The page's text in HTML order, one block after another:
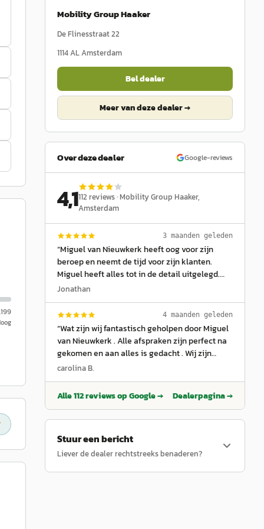
Mobility Group Haaker
De Flinesstraat 22
1114 ALAmsterdam
Bel dealer
Meer van deze dealer →
Over deze dealer Google-reviews
4,1112 reviews ·Mobility Group Haaker,
Amsterdam
3 maanden geleden
“Miguel van Nieuwkerk heeft oog voor zijn
beroep en neemt de tijd voor zijn klanten.
Miguel heeft alles tot in de detail uitgelegd.
Alle mogelijkheden en opties voorgelegd. Hij is
proces mee te maken van mijn splinternieuwe
Jeep Wrangler. Uitstekende service en zeker
een aanrader ! Dankjewel Miguel van
Nieuwkerk
Jonathan
4 maanden geleden
“Wat zijn wij fantastisch geholpen door Miguel
van Nieuwkerk . Alle afspraken zijn perfect na
gekomen en aan alles is gedacht . Wij zijn
ontzettend blij met onze Grande Panda E . En
goed aan . Familie Simonini
carolina B.
Alle112reviews op Google → Dealerpagina →
Stuur een bericht
Liever de dealer rechtstreeks benaderen?